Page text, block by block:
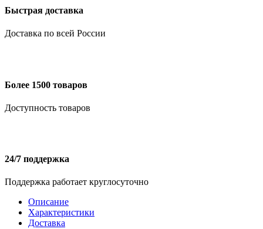
Быстрая доставка
Доставка по всей России
Более 1500 товаров
Доступность товаров
24/7 поддержка
Поддержка работает круглосуточно
Описание
Характеристики
Доставка